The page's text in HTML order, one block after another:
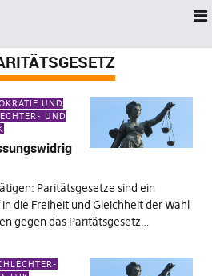
UND
UND
Paritätsgesetze sind ein
die Freiheit und Gleichheit der Wahl
gegen das Paritätsgesetz…